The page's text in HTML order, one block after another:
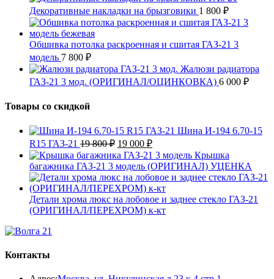
Декоративные накладки на брызговики 1 800 ₽
Обшивка потолка раскроенная и сшитая ГАЗ-21 3
модель 7 800 ₽
Жалюзи радиатора
ГАЗ-21 3 мод. (ОРИГИНАЛ/ОЦИНКОВКА) 6 000 ₽
Товары со скидкой
Шина И-194 6.70-15
R15 ГАЗ-21 19 800₽ Первоначальная
цена
составляла
19
800 ₽.
19 000 ₽Текущая
цена:
19
000 ₽.
Крышка
багажника ГАЗ-21 3 модель (ОРИГИНАЛ) УЦЕНКА
Детали хрома люкс на лобовое и заднее стекло ГАЗ-21
(ОРИГИНАЛ/ПЕРЕХРОМ) к-кт
Контакты